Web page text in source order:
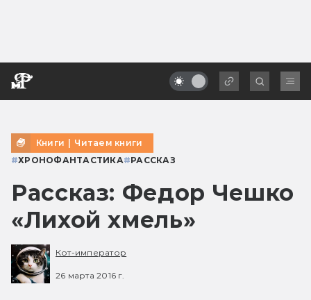
Книги | Читаем книги
#ХРОНОФАНТАСТИКА#РАССКАЗ
Рассказ: Федор Чешко
«Лихой хмель»
Кот-император
26 марта 2016 г.